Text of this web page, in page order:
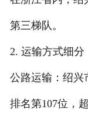
第三梯队。
2. 运输方式细分
公路运输：绍兴
排名第107位，